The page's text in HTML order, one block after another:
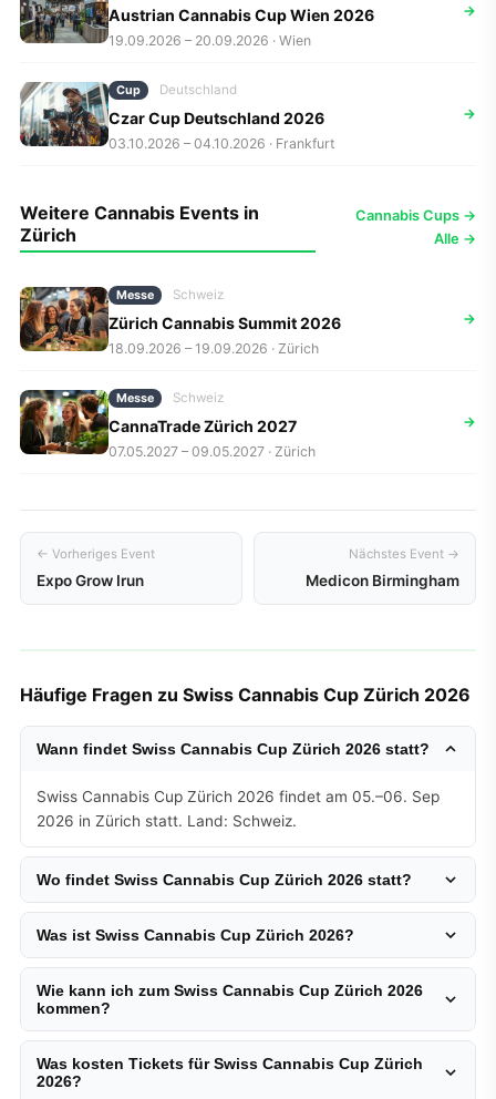
Austrian Cannabis Cup Wien 2026
19.09.2026 – 20.09.2026 · Wien
→
Cup Deutschland
Czar Cup Deutschland 2026
03.10.2026 – 04.10.2026 · Frankfurt
→
Weitere Cannabis Events in
Zürich
Cannabis Cups →
Alle →
Messe Schweiz
Zürich Cannabis Summit 2026
18.09.2026 – 19.09.2026 · Zürich
→
Messe Schweiz
CannaTrade Zürich 2027
07.05.2027 – 09.05.2027 · Zürich
→
← Vorheriges Event
Expo Grow Irun
Nächstes Event →
Medicon Birmingham
Häufige Fragen zu Swiss Cannabis Cup Zürich 2026
Wann findet Swiss Cannabis Cup Zürich 2026 statt?
Swiss Cannabis Cup Zürich 2026 findet am 05.–06. Sep
2026 in Zürich statt. Land: Schweiz.
Wo findet Swiss Cannabis Cup Zürich 2026 statt?
Was ist Swiss Cannabis Cup Zürich 2026?
Wie kann ich zum Swiss Cannabis Cup Zürich 2026
kommen?
Was kosten Tickets für Swiss Cannabis Cup Zürich
2026?